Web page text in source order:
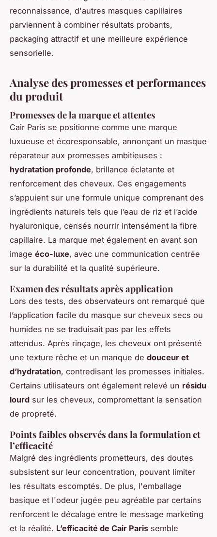
reconnaissance, d'autres masques capillaires
parviennent à combiner résultats probants,
packaging attractif et une meilleure expérience
sensorielle.
Analyse des promesses et performances
du produit
Promesses de la marque et attentes
Cair Paris se positionne comme une marque
luxueuse et écoresponsable, annonçant un masque
réparateur aux promesses ambitieuses :
hydratation profonde, brillance éclatante et
renforcement des cheveux. Ces engagements
s’appuient sur une formule unique comprenant des
ingrédients naturels tels que l’eau de riz et l’acide
hyaluronique, censés nourrir intensément la fibre
capillaire. La marque met également en avant son
image éco-luxe, avec une communication centrée
sur la durabilité et la qualité supérieure.
Examen des résultats après application
Lors des tests, des observateurs ont remarqué que
l’application facile du masque sur cheveux secs ou
humides ne se traduisait pas par les effets
attendus. Après rinçage, les cheveux ont présenté
une texture rêche et un manque de douceur et
d’hydratation, contredisant les promesses initiales.
Certains utilisateurs ont également relevé un résidu
lourd sur les cheveux, compromettant la sensation
de propreté.
Points faibles observés dans la formulation et
l’efficacité
Malgré des ingrédients prometteurs, des doutes
subsistent sur leur concentration, pouvant limiter
les résultats escomptés. De plus, l'emballage
basique et l'odeur jugée peu agréable par certains
renforcent le décalage entre le message marketing
et la réalité. L’efficacité de Cair Paris semble